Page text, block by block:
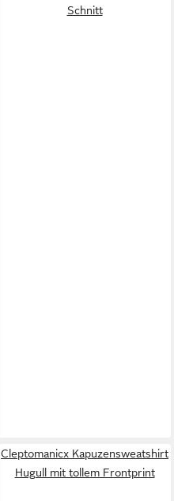
Schnitt
Cleptomanicx Kapuzensweatshirt
Hugull mit tollem Frontprint